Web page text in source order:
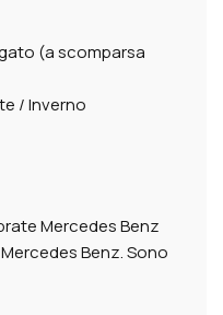
(a scomparsa
/ Inverno
Mercedes Benz
Benz. Sono